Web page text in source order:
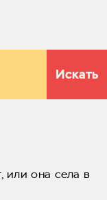
Искать
или она села в